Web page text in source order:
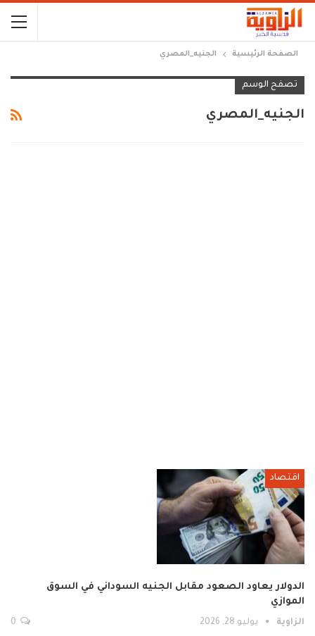
الصفحة الرئيسية الجنيه_المصري
تصفح الوسم
الجنيه_المصري
اقتصاد
الدولار يعاود الصعود مقابل الجنيه السوداني في السوق
الموازي
الزاوية يوليو 28, 2026